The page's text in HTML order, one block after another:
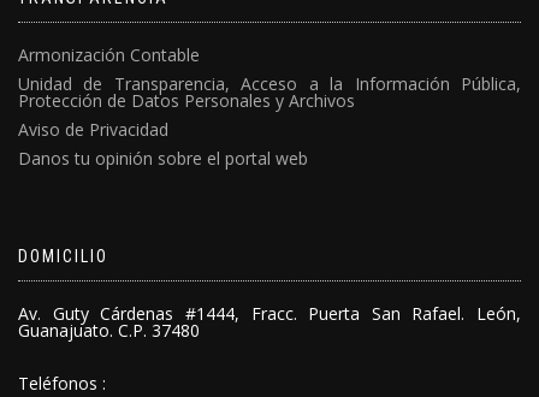
Armonización Contable
Unidad de Transparencia, Acceso a la Información Pública,
Protección de Datos Personales y Archivos
Aviso de Privacidad
Danos tu opinión sobre el portal web
DOMICILIO
Av. Guty Cárdenas #1444, Fracc. Puerta San Rafael. León,
Guanajuato. C.P. 37480
Teléfonos :